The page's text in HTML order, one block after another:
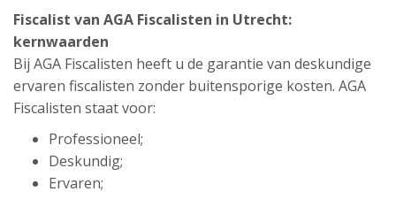
Fiscalist van AGA Fiscalisten in Utrecht:
kernwaarden
Bij AGA Fiscalisten heeft u de garantie van deskundige
ervaren fiscalisten zonder buitensporige kosten. AGA
Fiscalisten staat voor:
Professioneel;
Deskundig;
Ervaren;